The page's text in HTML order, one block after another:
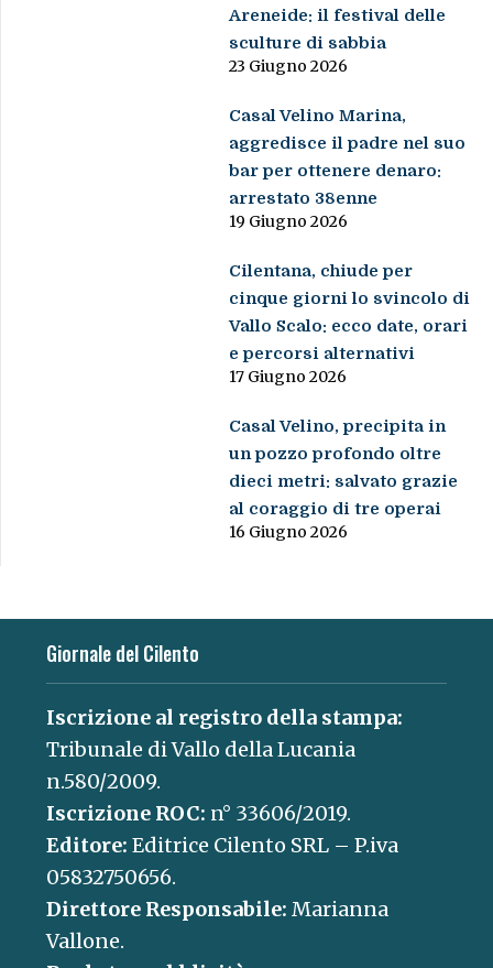
Areneide: il festival delle
sculture di sabbia
23 Giugno 2026
Casal Velino Marina,
aggredisce il padre nel suo
bar per ottenere denaro:
arrestato 38enne
19 Giugno 2026
Cilentana, chiude per
cinque giorni lo svincolo di
Vallo Scalo: ecco date, orari
e percorsi alternativi
17 Giugno 2026
Casal Velino, precipita in
un pozzo profondo oltre
dieci metri: salvato grazie
al coraggio di tre operai
16 Giugno 2026
Giornale del Cilento
Iscrizione al registro della stampa:
Tribunale di Vallo della Lucania
n.580/2009.
Iscrizione ROC: n° 33606/2019.
Editore: Editrice Cilento SRL – P.iva
05832750656.
Direttore Responsabile: Marianna
Vallone.